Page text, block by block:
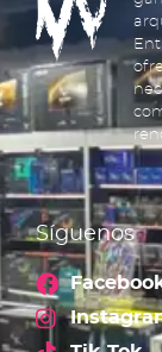
Síguenos